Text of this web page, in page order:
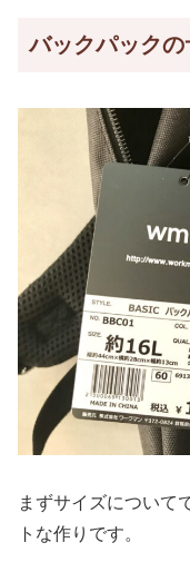
バックパック
まずサイズについて
トな作りです。